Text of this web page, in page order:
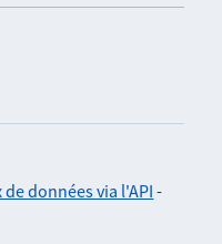
données via l'API-